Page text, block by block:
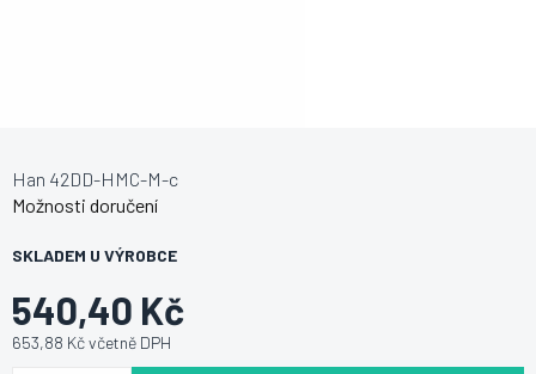
540,40 Kč
653,88 Kč včetně DPH
SKLADEM U VÝROBCE
Možnosti doručení
Han 42DD-HMC-M-c